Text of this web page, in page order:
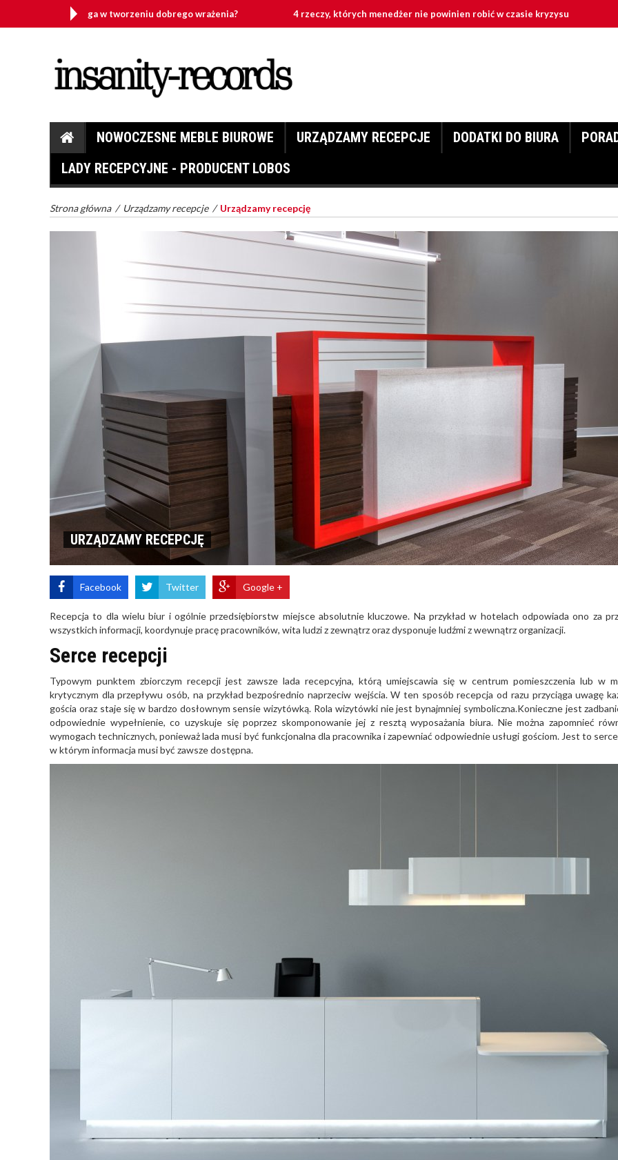
pomaga w tworzeniu dobrego wrażenia? 4 rzeczy, których menedżer nie powinien robić w czasie kryzysu
NOWOCZESNE MEBLE BIUROWE URZĄDZAMY RECEPCJE DODATKI DO BIURA
LADY RECEPCYJNE - PRODUCENT LOBOS
Strona główna / Urządzamy recepcje / Urządzamy recepcję
URZĄDZAMY RECEPCJĘ
Facebook Twitter Google +
Recepcja to dla wielu biur i ogólnie przedsiębiorstw miejsce absolutnie kluczowe. Na przykład w hotelach odpowiada ono za
wszystkich informacji, koordynuje pracę pracowników, wita ludzi z zewnątrz oraz dysponuje ludźmi z wewnątrz organizacji.
Serce recepcji
Typowym punktem zbiorczym recepcji jest zawsze lada recepcyjna, którą umiejscawia się w centrum pomieszczenia lub w
krytycznym dla przepływu osób, na przykład bezpośrednio naprzeciw wejścia. W ten sposób recepcja od razu przyciąga uwagę
gościa oraz staje się w bardzo dosłownym sensie wizytówką. Rola wizytówki nie jest bynajmniej symboliczna.Konieczne jest
odpowiednie wypełnienie, co uzyskuje się poprzez skomponowanie jej z resztą wyposażania biura. Nie można zapomnieć
wymogach technicznych, ponieważ lada musi być funkcjonalna dla pracownika i zapewniać odpowiednie usługi gościom. Jest to
w którym informacja musi być zawsze dostępna.